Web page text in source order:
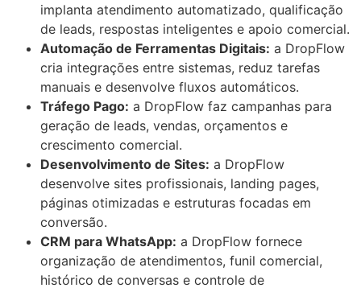
implanta atendimento automatizado, qualificação
de leads, respostas inteligentes e apoio comercial.
Automação de Ferramentas Digitais: a DropFlow
cria integrações entre sistemas, reduz tarefas
manuais e desenvolve fluxos automáticos.
Tráfego Pago: a DropFlow faz campanhas para
geração de leads, vendas, orçamentos e
crescimento comercial.
Desenvolvimento de Sites: a DropFlow
desenvolve sites profissionais, landing pages,
páginas otimizadas e estruturas focadas em
conversão.
CRM para WhatsApp: a DropFlow fornece
organização de atendimentos, funil comercial,
histórico de conversas e controle de